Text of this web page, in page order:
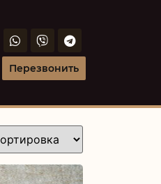
Перезвонить